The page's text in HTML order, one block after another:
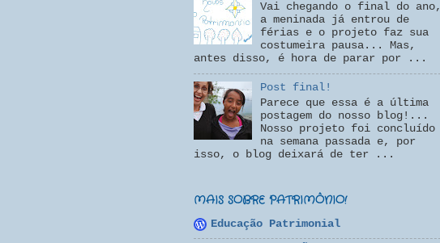
Vai chegando o final do ano,
a meninada já entrou de
férias e o projeto faz sua
costumeira pausa... Mas,
antes disso, é hora de parar por ...
Post final!
Parece que essa é a última
postagem do nosso blog!...
Nosso projeto foi concluído
na semana passada e, por
isso, o blog deixará de ter ...
MAIS SOBRE PATRIMÔNIO!
Educação Patrimonial